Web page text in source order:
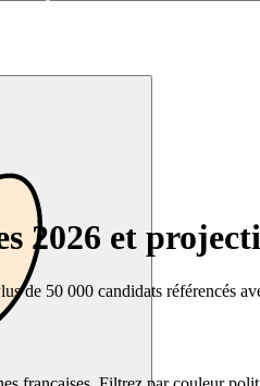
2026 et
de 50 000 candidats référencés